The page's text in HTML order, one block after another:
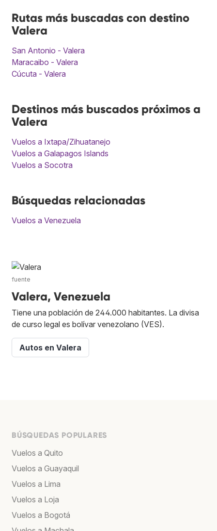
Rutas más buscadas con destino
Valera
San Antonio - Valera
Maracaibo - Valera
Cúcuta - Valera
Destinos más buscados próximos a
Valera
Vuelos a Ixtapa/Zihuatanejo
Vuelos a Galapagos Islands
Vuelos a Socotra
Búsquedas relacionadas
Vuelos a Venezuela
fuente
Valera, Venezuela
Tiene una población de 244.000 habitantes. La divisa
de curso legal es bolívar venezolano (VES).
Autos en Valera
BÚSQUEDAS POPULARES
Vuelos a Quito
Vuelos a Guayaquil
Vuelos a Lima
Vuelos a Loja
Vuelos a Bogotá